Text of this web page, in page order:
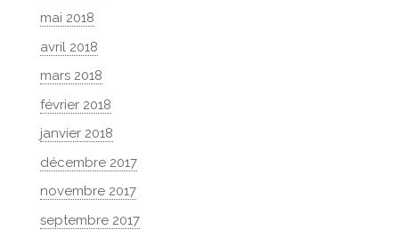
mai 2018
avril 2018
mars 2018
février 2018
janvier 2018
décembre 2017
novembre 2017
septembre 2017